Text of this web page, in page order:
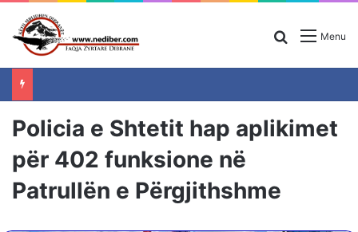
Menu
Search for
Policia e Shtetit hap aplikimet
për 402 funksione në
Patrullën e Përgjithshme